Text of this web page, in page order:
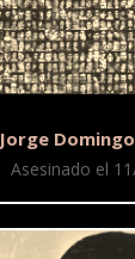
Jorge
Asesinado el